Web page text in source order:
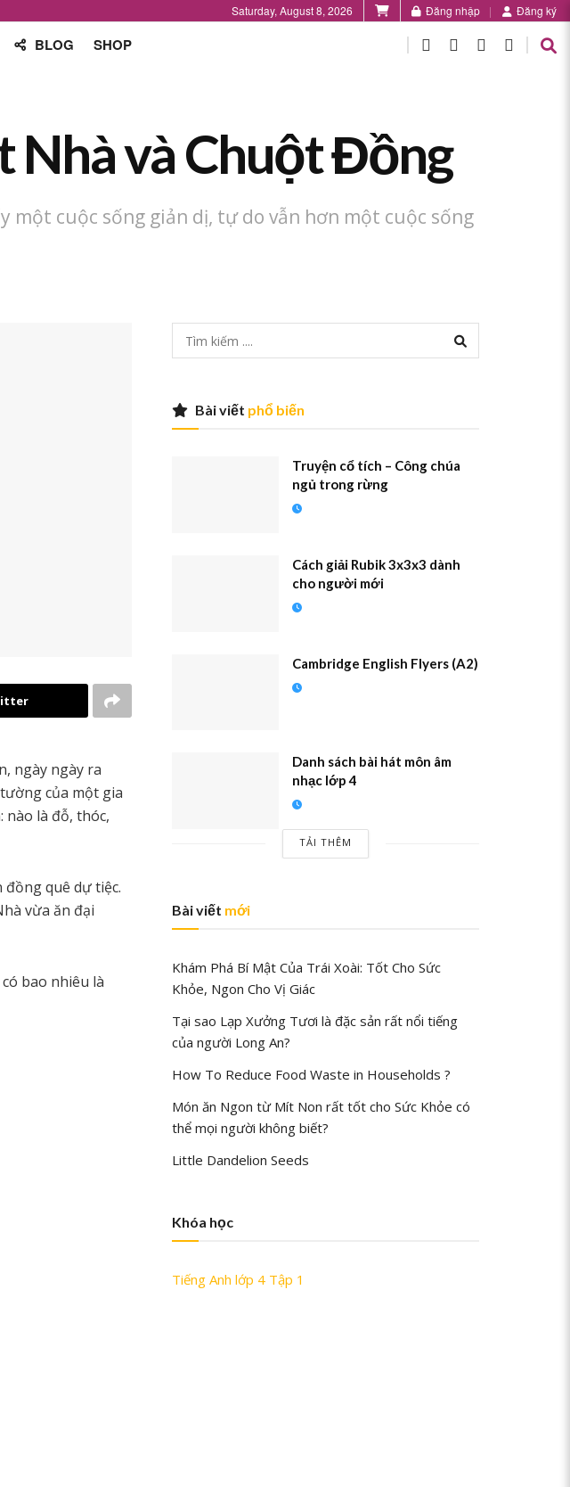
Saturday, August 8, 2026 Đăng nhập Đăng ký
BLOG SHOP
Nhà và Chuột Đồng
một cuộc sống giản dị, tự do vẫn hơn một cuộc sống
ngày ngày ra
của một gia
nào là đỗ, thóc,
quê dự tiệc.
vừa ăn đại
bao nhiêu là
Bài viết phổ biến
Truyện cổ tích – Công chúa
ngủ trong rừng
Cách giải Rubik 3x3x3 dành
cho người mới
Cambridge English Flyers (A2)
Danh sách bài hát môn âm
nhạc lớp 4
TẢI THÊM
Bài viết mới
Khám Phá Bí Mật Của Trái Xoài: Tốt Cho Sức
Khỏe, Ngon Cho Vị Giác
Tại sao Lạp Xưởng Tươi là đặc sản rất nổi tiếng
của người Long An?
How To Reduce Food Waste in Households ?
Món ăn Ngon từ Mít Non rất tốt cho Sức Khỏe có
thể mọi người không biết?
Little Dandelion Seeds
Khóa học
Tiếng Anh lớp 4 Tập 1